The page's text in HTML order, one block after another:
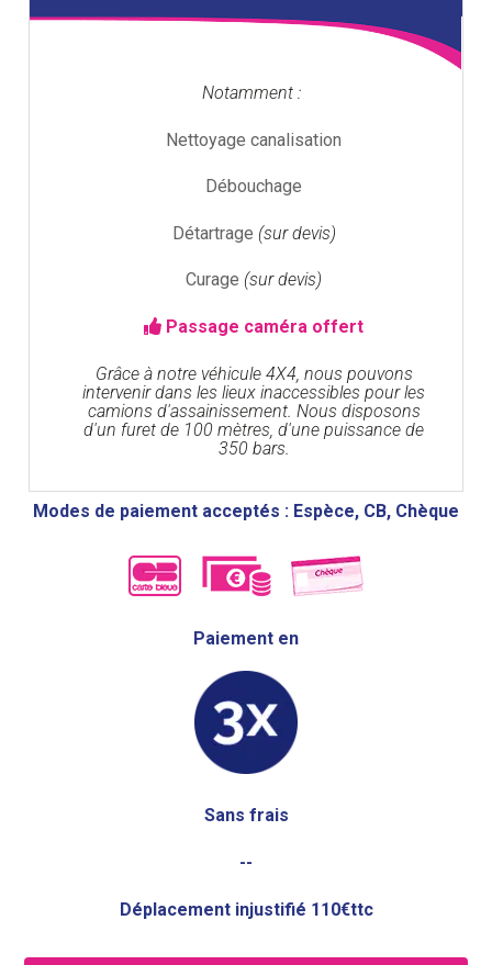
Notamment :
Nettoyage canalisation
Débouchage
Détartrage (sur devis)
Curage (sur devis)
Passage caméra offert
Grâce à notre véhicule 4X4, nous pouvons
intervenir dans les lieux inaccessibles pour les
camions d'assainissement. Nous disposons
d'un furet de 100 mètres, d'une puissance de
350 bars.
Modes de paiement acceptés : Espèce, CB, Chèque
Paiement en
Sans frais
--
Déplacement injustifié 110€ttc